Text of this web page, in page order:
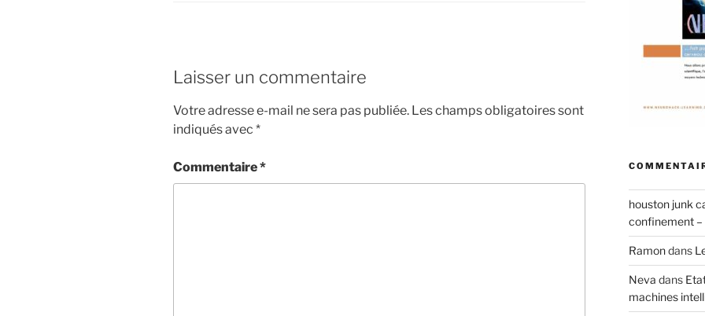
Laisser un commentaire
Votre adresse e-mail ne sera pas publiée. Les champs obligatoires sont
indiqués avec *
Commentaire*
houston junk
confinement –
Ramondans
Neva dans
machines